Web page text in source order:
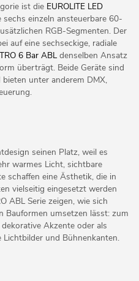
ist die EUROLITE LED
sechs einzeln ansteuerbare 60-
RGB-Segmenten. Der
auf eine sechseckige, radiale
6 Bar ABLdenselben Ansatz
überträgt. Beide Geräte sind
unter anderem DMX,
seinen Platz, weil es
warmes Licht, sichtbare
schaffen eine Ästhetik, die in
vielseitig eingesetzt werden
ABL Serie zeigen, wie sich
Bauformen umsetzen lässt: zum
Akzente oder als
und Bühnenkanten.